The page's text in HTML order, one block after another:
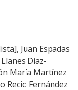
Juan Espadas
Llanes Díaz-
María Martínez
Recio Fernández